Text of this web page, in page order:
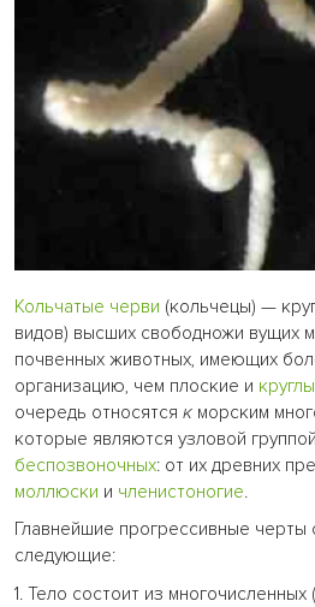
Кольчатые черви (кольчецы) —
видов) высших свободножи вущих
почвенных животных, имеющих
организацию, чем плоские и
очередь относятся к морским
которые являются узловой
беспозвоночных: от их древних
моллюски и членистоногие.
Главнейшие прогрессивные черты
следующие:
1. Тело состоит из